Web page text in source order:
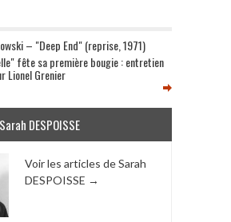
– "Deep End" (reprise, 1971)
fête sa première bougie : entretien
Lionel Grenier
DESPOISSE
Voir les articles de Sarah
DESPOISSE →